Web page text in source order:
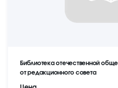
Библиотека отечественной
от редакционного совета